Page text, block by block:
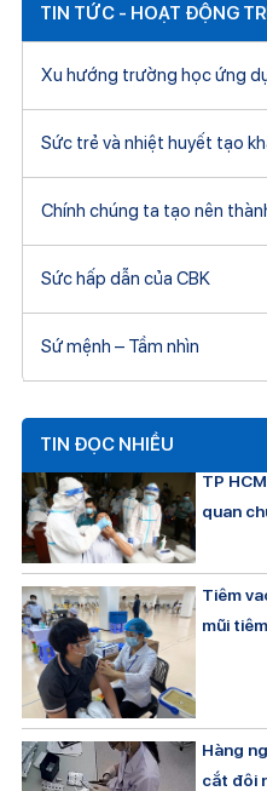
TIN TỨC - HOẠT ĐỘNG
Xu hướng trường học ứng
Sức trẻ và nhiệt huyết tạo
Chính chúng ta tạo nên
Sức hấp dẫn của CBK
Sứ mệnh – Tầm nhìn
TIN ĐỌC NHIỀU
TP
quan
Tiêm
mũi
Hàng
cắt đôi